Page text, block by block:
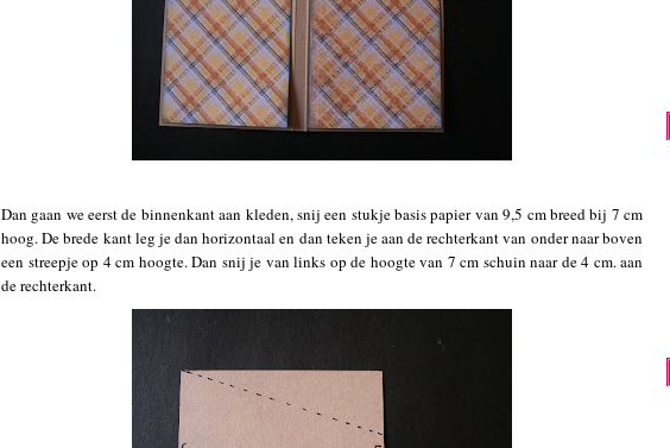
Dan gaan we eerst de binnenkant aan kleden, snij een stukje basis papier van 9,5 cm breed bij 7 cm
hoog. De brede kant leg je dan horizontaal en dan teken je aan de rechterkant van onder naar boven
een streepje op 4 cm hoogte. Dan snij je van links op de hoogte van 7 cm schuin naar de 4 cm. aan
de rechterkant.